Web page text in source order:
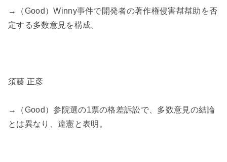
→（Good）Winny事件で開発者の著作権侵害幇幇助を否
定する多数意見を構成。
須藤 正彦
→（Good）参院選の1票の格差訴訟で、多数意見の結論
とは異なり、違憲と表明。